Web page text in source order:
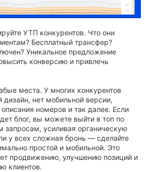
УТП конкурентов. Что они
Бесплатный трансфер?
Уникальное предложение
конверсию и привлечь
места. У многих конкурентов
дизайн, нет мобильной версии,
номеров и так далее. Если
блог, вы можете выйти в топ по
запросам, усиливая органическую
у всех сложная бронь — сделайте
простой и мобильной. Это
продвижению, улучшению позиций и
клиентов.